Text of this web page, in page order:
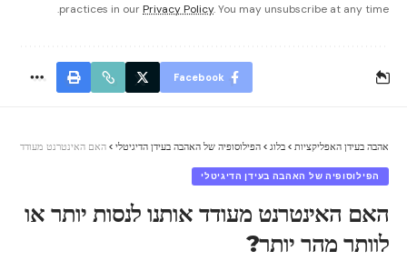
practices in our Privacy Policy. You may unsubscribe at any time.
Facebook
אהבה בעידן האפליקציות > בלוג > הפילוסופיה של האהבה בעידן הדיגיטלי > האם האינטרנט מעודד
הפילוסופיה של האהבה בעידן הדיגיטלי
האם האינטרנט מעודד אותנו לנסות יותר או
לוותר מהר יותר?